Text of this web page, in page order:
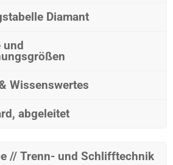
Diamant
und
Wissenswertes
abgeleitet
// Trenn- und Schlifftechnik